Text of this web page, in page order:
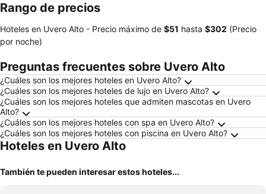
Rango de precios
Hoteles en Uvero Alto - Precio máximo de ‎$51 hasta ‎$302 (Precio
por noche)
Preguntas frecuentes sobre Uvero Alto
¿Cuáles son los mejores hoteles en Uvero Alto?
¿Cuáles son los mejores hoteles de lujo en Uvero Alto?
¿Cuáles son los mejores hoteles que admiten mascotas en Uvero
Alto?
¿Cuáles son los mejores hoteles con spa en Uvero Alto?
¿Cuáles son los mejores hoteles con piscina en Uvero Alto?
Hoteles en Uvero Alto
También te pueden interesar estos hoteles...